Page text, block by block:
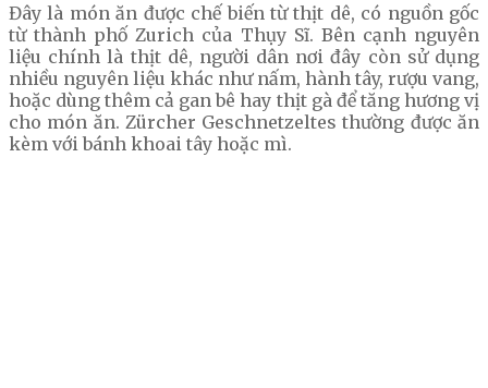
Đây là món ăn được chế biến từ thịt dê, có nguồn gốc
từ thành phố Zurich của Thụy Sĩ. Bên cạnh nguyên
liệu chính là thịt dê, người dân nơi đây còn sử dụng
nhiều nguyên liệu khác như nấm, hành tây, rượu vang,
hoặc dùng thêm cả gan bê hay thịt gà để tăng hương vị
cho món ăn. Zürcher Geschnetzeltes thường được ăn
kèm với bánh khoai tây hoặc mì.